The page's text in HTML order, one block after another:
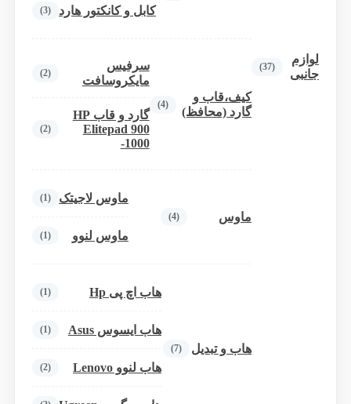
لوازم
جانبی
(37)
کابل و کانکتور هارد (3)
کیف،قاب و
گارد (محافظ)
(4)
سرفیس
مایکروسافت
(2)
گارد و قاب HP
Elitepad 900
-1000
(2)
ماوس (4)
ماوس لاجیتک (1)
ماوس لنوو (1)
هاب و تبدیل (7)
هاب اچ پی Hp (1)
هاب ایسوس Asus (1)
هاب لنوو Lenovo (2)